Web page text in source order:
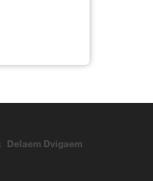
Delaem Dvigaem